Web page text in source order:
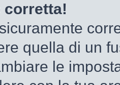
corretta!
quella di un
le